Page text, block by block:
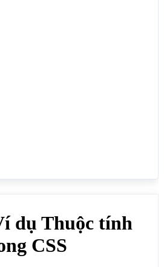
dưới 15px, cách cạnh phải
10px 30px"><p>padding: 5px